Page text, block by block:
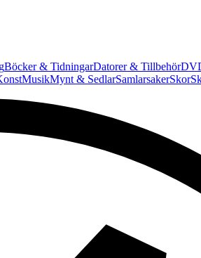
Böcker & TidningarDatorer & Tillbehör
MusikMynt & SedlarSamlarsakerSkor